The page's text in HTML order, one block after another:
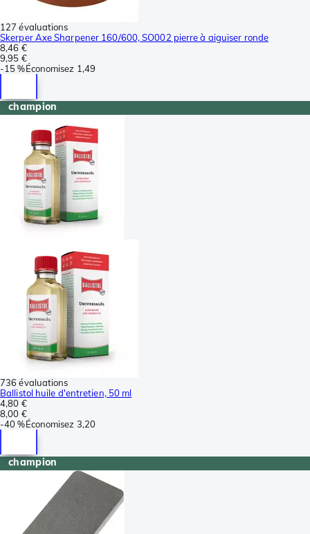
127 évaluations
Skerper Axe Sharpener 160/600, SO002 pierre à aiguiser ronde
8,46 €
9,95 €
-15 %Économisez 1,49
champion
736 évaluations
Ballistol huile d'entretien, 50 ml
4,80 €
8,00 €
-40 %Économisez 3,20
champion